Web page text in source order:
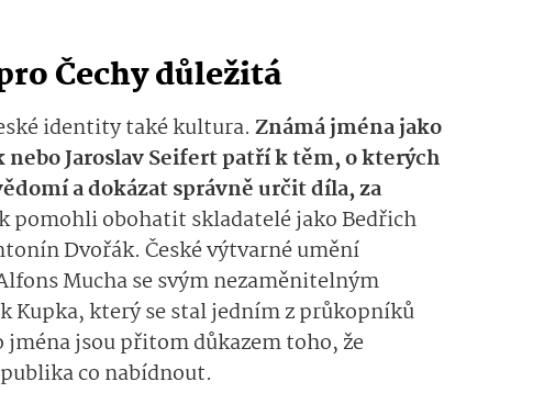
Čechy důležitá
identity také kultura. Známá jména jako
nebo Jaroslav Seifert patří k těm, o kterých
a dokázat správně určit díla, za
pomohli obohatit skladatelé jako Bedřich
Dvořák. České výtvarné umění
Mucha se svým nezaměnitelným
Kupka, který se stal jedním z průkopníků
jsou přitom důkazem toho, že
co nabídnout.